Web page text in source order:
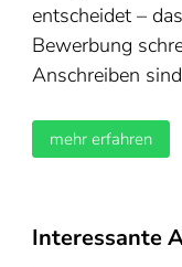
entscheidet –
Bewerbung
Anschreiben
mehr erfahren
Interessante